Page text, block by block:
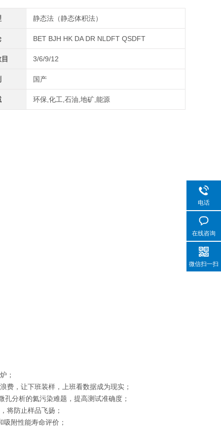
静态法（静态体积法）
BET BJH HK DA DR NLDFT QSDFT
3/6/9/12
国产
环保,化工,石油,地矿,能源
；
，让下班装样，上班看数据成为现实；
分析的氦污染难题，提高测试准确度；
将防止样品飞扬；
附性能寿命评价；
电话
在线咨询
微信扫一扫